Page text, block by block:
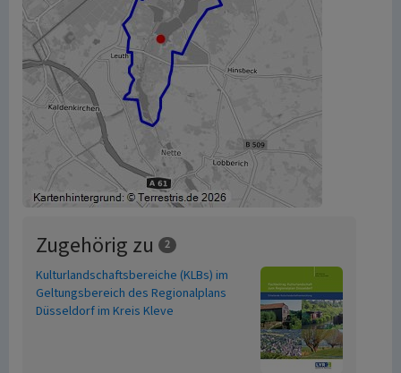
Zugehörig zu 2
Kulturlandschaftsbereiche (KLBs) im
Geltungsbereich des Regionalplans
Düsseldorf im Kreis Kleve